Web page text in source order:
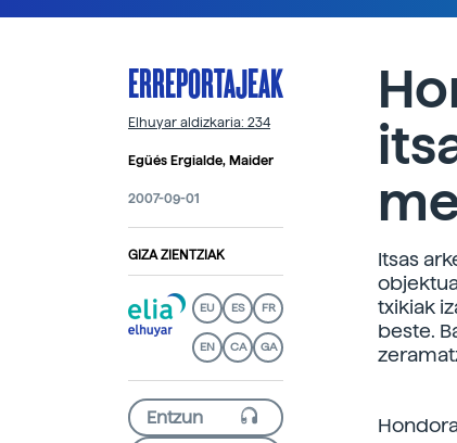
ERREPORTAJEAK
Elhuyar aldizkaria: 234
Egüés Ergialde, Maider
2007-09-01
GIZA ZIENTZIAK
EU ES FR
EN CA GA
Itsas
txikiak
beste.